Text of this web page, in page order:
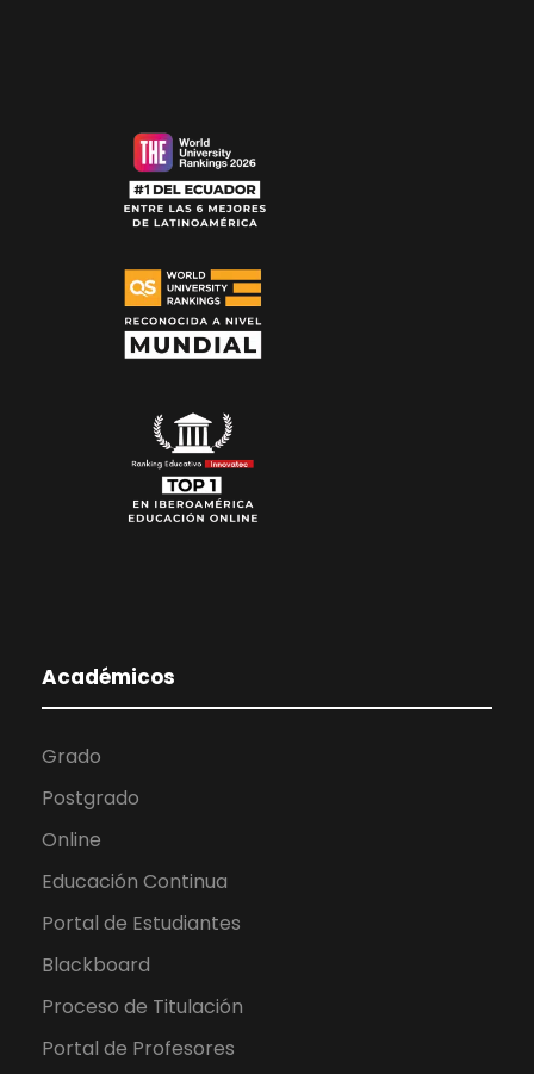
Académicos
Grado
Postgrado
Online
Educación Continua
Portal de Estudiantes
Blackboard
Proceso de Titulación
Portal de Profesores